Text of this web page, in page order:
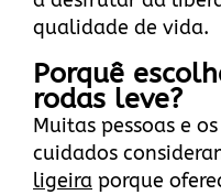
qualidade de vida.
Porquê
rodas leve?
Muitas pessoas e
cuidados
ligeira porque